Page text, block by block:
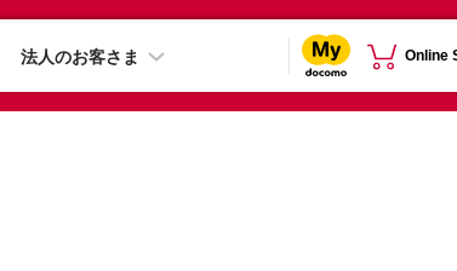
法人のお客さま Online